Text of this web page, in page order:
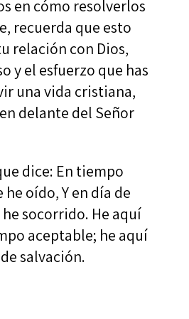
en cómo resolverlos
recuerda que esto
relación con Dios,
y el esfuerzo que has
una vida cristiana,
delante del Señor
dice: En tiempo
oído, Y en día de
socorrido. He aquí
aceptable; he aquí
salvación.